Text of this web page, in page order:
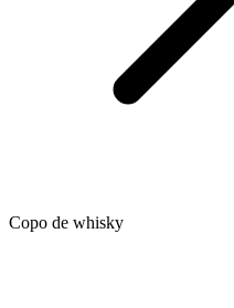
Copo de whisky